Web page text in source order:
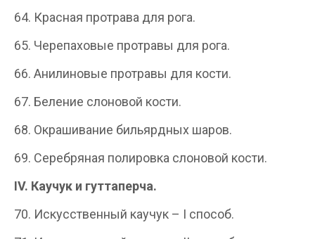
64. Красная протрава для рога.
65. Черепаховые протравы для рога.
66. Анилиновые протравы для кости.
67. Беление слоновой кости.
68. Окрашивание бильярдных шаров.
69. Серебряная полировка слоновой кости.
IV. Каучук и гуттаперча.
70. Искусственный каучук – I способ.